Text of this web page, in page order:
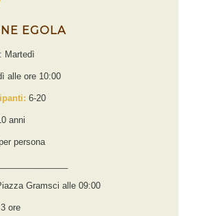
EGOLA
Martedì
alle ore 10:00
6-20
anni
persona
Gramsci alle 09:00
ore